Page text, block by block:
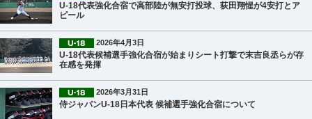
U-18代表強化合宿で高部陸が無安打投球、荻田翔惺が4安打とア
ピール
2026年4月3日
U-18代表候補選手強化合宿が始まりシート打撃で末吉良丞らが存
在感を発揮
2026年3月31日
侍ジャパンU-18日本代表 候補選手強化合宿について